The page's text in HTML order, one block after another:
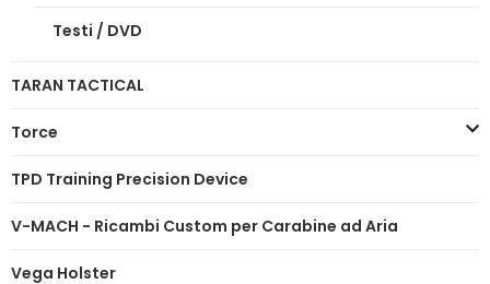
Testi / DVD
TARAN TACTICAL
Torce
TPD Training Precision Device
V-MACH - Ricambi Custom per Carabine ad Aria
Vega Holster